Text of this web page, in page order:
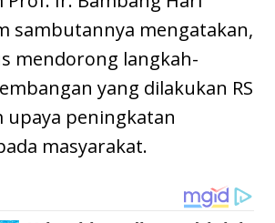
sambutannya mengatakan,
mendorong langkah-
yang dilakukan RS
upaya peningkatan
masyarakat.